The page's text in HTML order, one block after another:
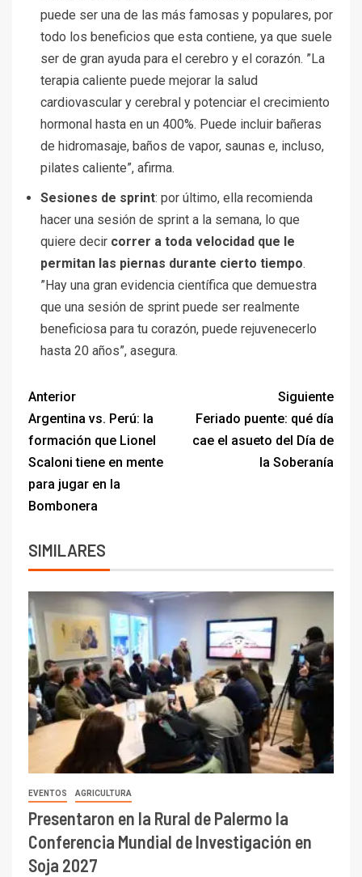
puede ser una de las más famosas y populares, por
todo los beneficios que esta contiene, ya que suele
ser de gran ayuda para el cerebro y el corazón. ”La
terapia caliente puede mejorar la salud
cardiovascular y cerebral y potenciar el crecimiento
hormonal hasta en un 400%. Puede incluir bañeras
de hidromasaje, baños de vapor, saunas e, incluso,
pilates caliente”, afirma.
Sesiones de sprint: por último, ella recomienda
hacer una sesión de sprint a la semana, lo que
quiere decir correr a toda velocidad que le
permitan las piernas durante cierto tiempo.
”Hay una gran evidencia científica que demuestra
que una sesión de sprint puede ser realmente
beneficiosa para tu corazón, puede rejuvenecerlo
hasta 20 años”, asegura.
Anterior
Argentina vs. Perú: la
formación que Lionel
Scaloni tiene en mente
para jugar en la
Bombonera
Siguiente
Feriado puente: qué día
cae el asueto del Día de
la Soberanía
SIMILARES
EVENTOS AGRICULTURA
Presentaron en la Rural de Palermo la
Conferencia Mundial de Investigación en
Soja 2027